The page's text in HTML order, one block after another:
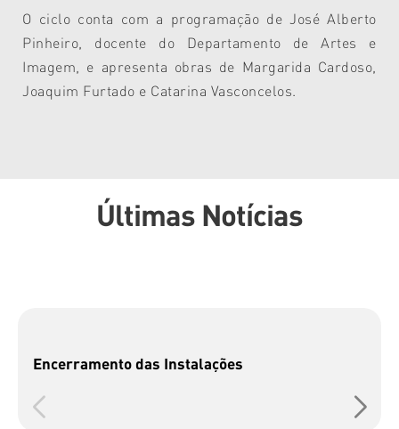
O ciclo conta com a programação de José Alberto
Pinheiro, docente do Departamento de Artes e
Imagem, e apresenta obras de Margarida Cardoso,
Joaquim Furtado e Catarina Vasconcelos.
Últimas Notícias
Encerramento das Instalações